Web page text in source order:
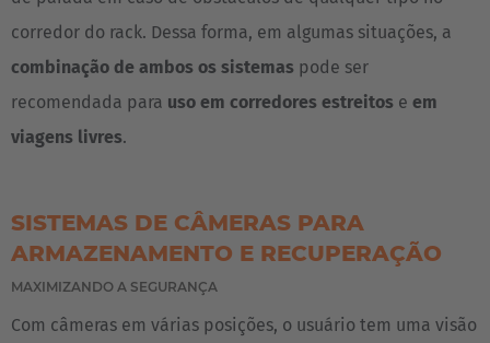
Österreich
Deutsch
Polski
Türkçe
English Neutral
corredor do rack. Dessa forma, em algumas situações, a
combinação de ambos os sistemas pode ser
recomendada para uso em corredores estreitos e em
viagens livres.
SISTEMAS DE CÂMERAS PARA
ARMAZENAMENTO E RECUPERAÇÃO
MAXIMIZANDO A SEGURANÇA
Com câmeras em várias posições, o usuário tem uma visão